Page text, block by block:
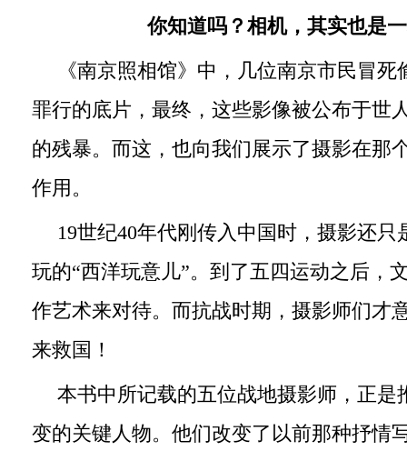
你知道吗？相机，其实也是
《南京照相馆》中，几位南京市民冒
罪行的底片，最终，这些影像被公布于世
的残暴。而这，也向我们展示了摄影在那
作用。
19世纪40年代刚传入中国时，摄影还
玩的“西洋玩意儿”。到了五四运动之后，
作艺术来对待。而抗战时期，摄影师们才
来救国！
本书中所记载的五位战地摄影师，正是
变的关键人物。他们改变了以前那种抒情